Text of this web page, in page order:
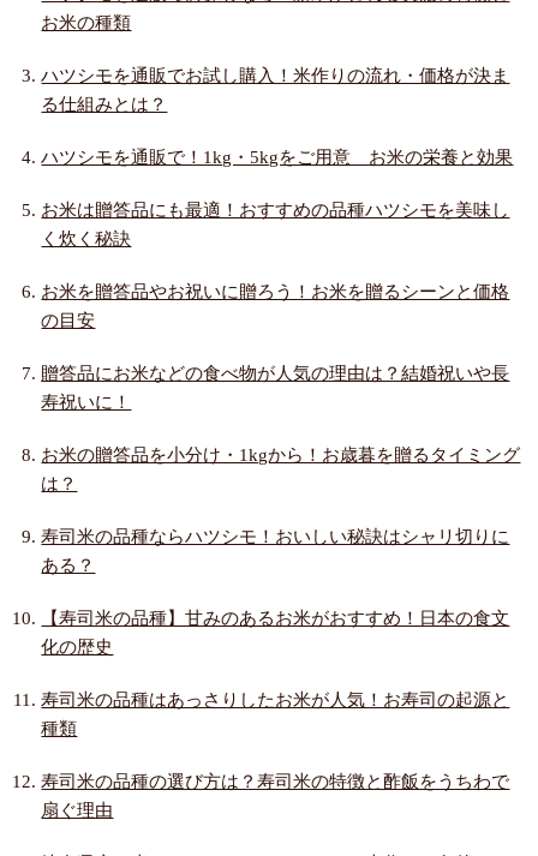
お米の種類
ハツシモを通販でお試し購入！米作りの流れ・価格が決ま
る仕組みとは？
ハツシモを通販で！1kg・5kgをご用意 お米の栄養と効果
お米は贈答品にも最適！おすすめの品種ハツシモを美味し
く炊く秘訣
お米を贈答品やお祝いに贈ろう！お米を贈るシーンと価格
の目安
贈答品にお米などの食べ物が人気の理由は？結婚祝いや長
寿祝いに！
お米の贈答品を小分け・1kgから！お歳暮を贈るタイミング
は？
寿司米の品種ならハツシモ！おいしい秘訣はシャリ切りに
ある？
【寿司米の品種】甘みのあるお米がおすすめ！日本の食文
化の歴史
寿司米の品種はあっさりしたお米が人気！お寿司の起源と
種類
寿司米の品種の選び方は？寿司米の特徴と酢飯をうちわで
扇ぐ理由